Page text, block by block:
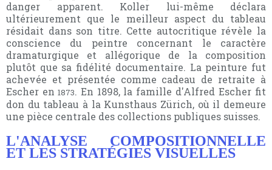
danger apparent. Koller lui-même déclara
ultérieurement que le meilleur aspect du tableau
résidait dans son titre. Cette autocritique révèle la
conscience du peintre concernant le caractère
dramaturgique et allégorique de la composition
plutôt que sa fidélité documentaire. La peinture fut
achevée et présentée comme cadeau de retraite à
Escher en 1873. En 1898, la famille d'Alfred Escher fit
don du tableau à la Kunsthaus Zürich, où il demeure
une pièce centrale des collections publiques suisses.
L'ANALYSE COMPOSITIONNELLE
ET LES STRATÉGIES VISUELLES